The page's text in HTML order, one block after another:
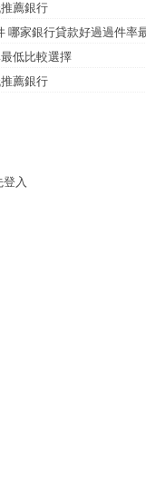
薦銀行
哪家銀行貸款好過過件率
低比較選擇
薦銀行
登入